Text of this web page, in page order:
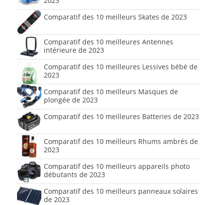
Comparatif des 10 meilleurs Skates de 2023
Comparatif des 10 meilleures Antennes
intérieure de 2023
Comparatif des 10 meilleures Lessives bébé de
2023
Comparatif des 10 meilleurs Masques de
plongée de 2023
Comparatif des 10 meilleures Batteries de 2023
Comparatif des 10 meilleurs Rhums ambrés de
2023
Comparatif des 10 meilleurs appareils photo
débutants de 2023
Comparatif des 10 meilleurs panneaux solaires
de 2023